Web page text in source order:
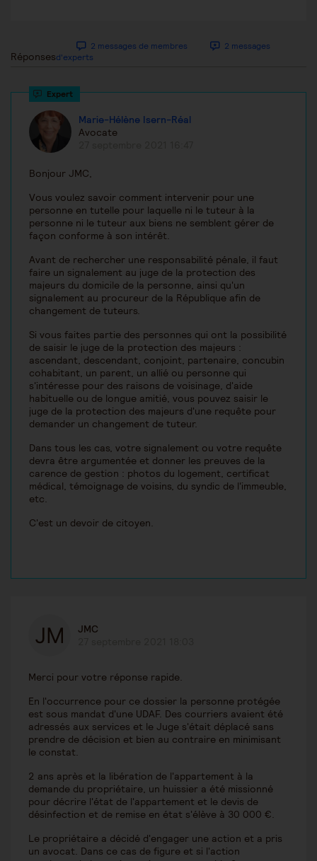
Réponses
2 messages de membres
2 messages
d'experts
Marie-Hélène Isern-Réal
Avocate
Bonjour JMC,
Vous voulez savoir comment intervenir pour une
personne en tutelle pour laquelle ni le tuteur à la
personne ni le tuteur aux biens ne semblent gérer de
façon conforme à son intérêt.
Avant de rechercher une responsabilité pénale, il faut
faire un signalement au juge de la protection des
majeurs du domicile de la personne, ainsi qu'un
signalement au procureur de la République afin de
changement de tuteurs.
Si vous faites partie des personnes qui ont la possibilité
de saisir le juge de la protection des majeurs :
ascendant, descendant, conjoint, partenaire, concubin
cohabitant, un parent, un allié ou personne qui
s'intéresse pour des raisons de voisinage, d'aide
habituelle ou de longue amitié, vous pouvez saisir le
juge de la protection des majeurs d'une requête pour
demander un changement de tuteur.
Dans tous les cas, votre signalement ou votre requête
devra être argumentée et donner les preuves de la
carence de gestion : photos du logement, certificat
médical, témoignage de voisins, du syndic de l'immeuble,
etc.
C'est un devoir de citoyen.
JMC
Merci pour votre réponse rapide.
En l'occurrence pour ce dossier la personne protégée
est sous mandat d'une UDAF. Des courriers avaient été
adressés aux services et le Juge s'était déplacé sans
prendre de décision et bien au contraire en minimisant
le constat.
2 ans après et la libération de l'appartement à la
demande du propriétaire, un huissier a été missionné
pour décrire l'état de l'appartement et le devis de
désinfection et de remise en état s'élève à 30 000 €.
Le propriétaire a décidé d'engager une action et a pris
un avocat. Dans ce cas de figure et si l'action